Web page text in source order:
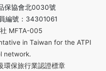
保協會北0030號
編號：34301061
MFTA-005
in Taiwan for the ATPI
network.
環保旅行業認證標章